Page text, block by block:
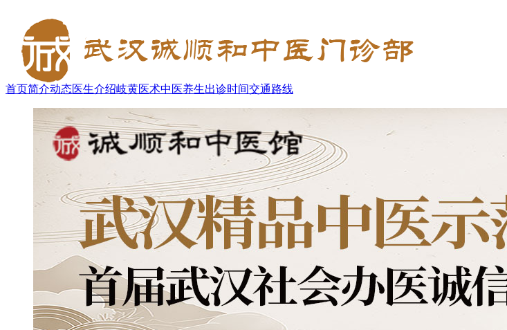
首页简介动态医生介绍岐黄医术中医养生出诊时间交通路线